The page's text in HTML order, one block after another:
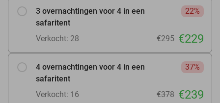
3 overnachtingen voor 4 in een
safaritent
22%
Verkocht: 28 €295 €229
4 overnachtingen voor 4 in een
safaritent
37%
Verkocht: 16 €378 €239